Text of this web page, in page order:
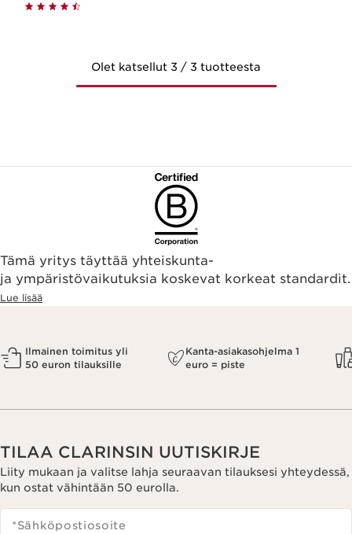
Olet katsellut 3 / 3 tuotteesta
Tämä yritys täyttää yhteiskunta-
ja ympäristövaikutuksia koskevat korkeat standardit.
Lue lisää
Ilmainen toimitus yli
50 euron tilauksille
Kanta-asiakasohjelma 1
euro = piste
TILAA CLARINSIN UUTISKIRJE
Liity mukaan ja valitse lahja seuraavan tilauksesi yhteydessä,
kun ostat vähintään 50 eurolla.
*Sähköpostiosoite